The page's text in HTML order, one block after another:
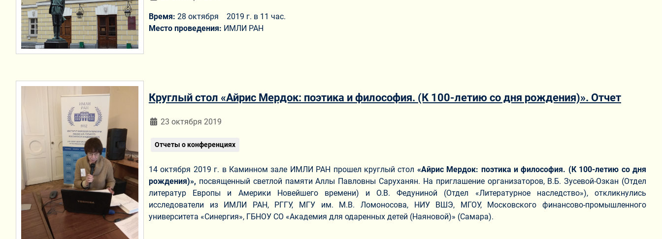
Время: 28 октября 2019 г. в 11 час.
Место проведения: ИМЛИ РАН
Круглый стол «Айрис Мердок: поэтика и философия. (К 100-летию со дня рождения)». Отчет
Информация о материале
23 октября 2019
Отчеты о конференциях
14 октября 2019 г. в Каминном зале ИМЛИ РАН прошел круглый стол «Айрис Мердок: поэтика и философия. (К 100-летию со дня
рождения)», посвященный светлой памяти Аллы Павловны Саруханян. На приглашение организаторов, В.Б. Зусевой-Озкан (Отдел
литератур Европы и Америки Новейшего времени) и О.В. Федуниной (Отдел «Литературное наследство»), откликнулись
исследователи из ИМЛИ РАН, РГГУ, МГУ им. М.В. Ломоносова, НИУ ВШЭ, МГОУ, Московского финансово-промышленного
университета «Синергия», ГБНОУ СО «Академия для одаренных детей (Наяновой)» (Самара).